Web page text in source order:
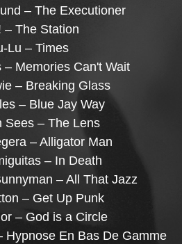
– The Executioner
– The Station
Lu – Times
– Memories Can't Wait
– Breaking Glass
– Blue Jay Way
Sees – The Lens
– Alligator Man
– In Death
– All That Jazz
– Get Up Punk!
– God is a Circle
Hypnose En Bas De Gamme